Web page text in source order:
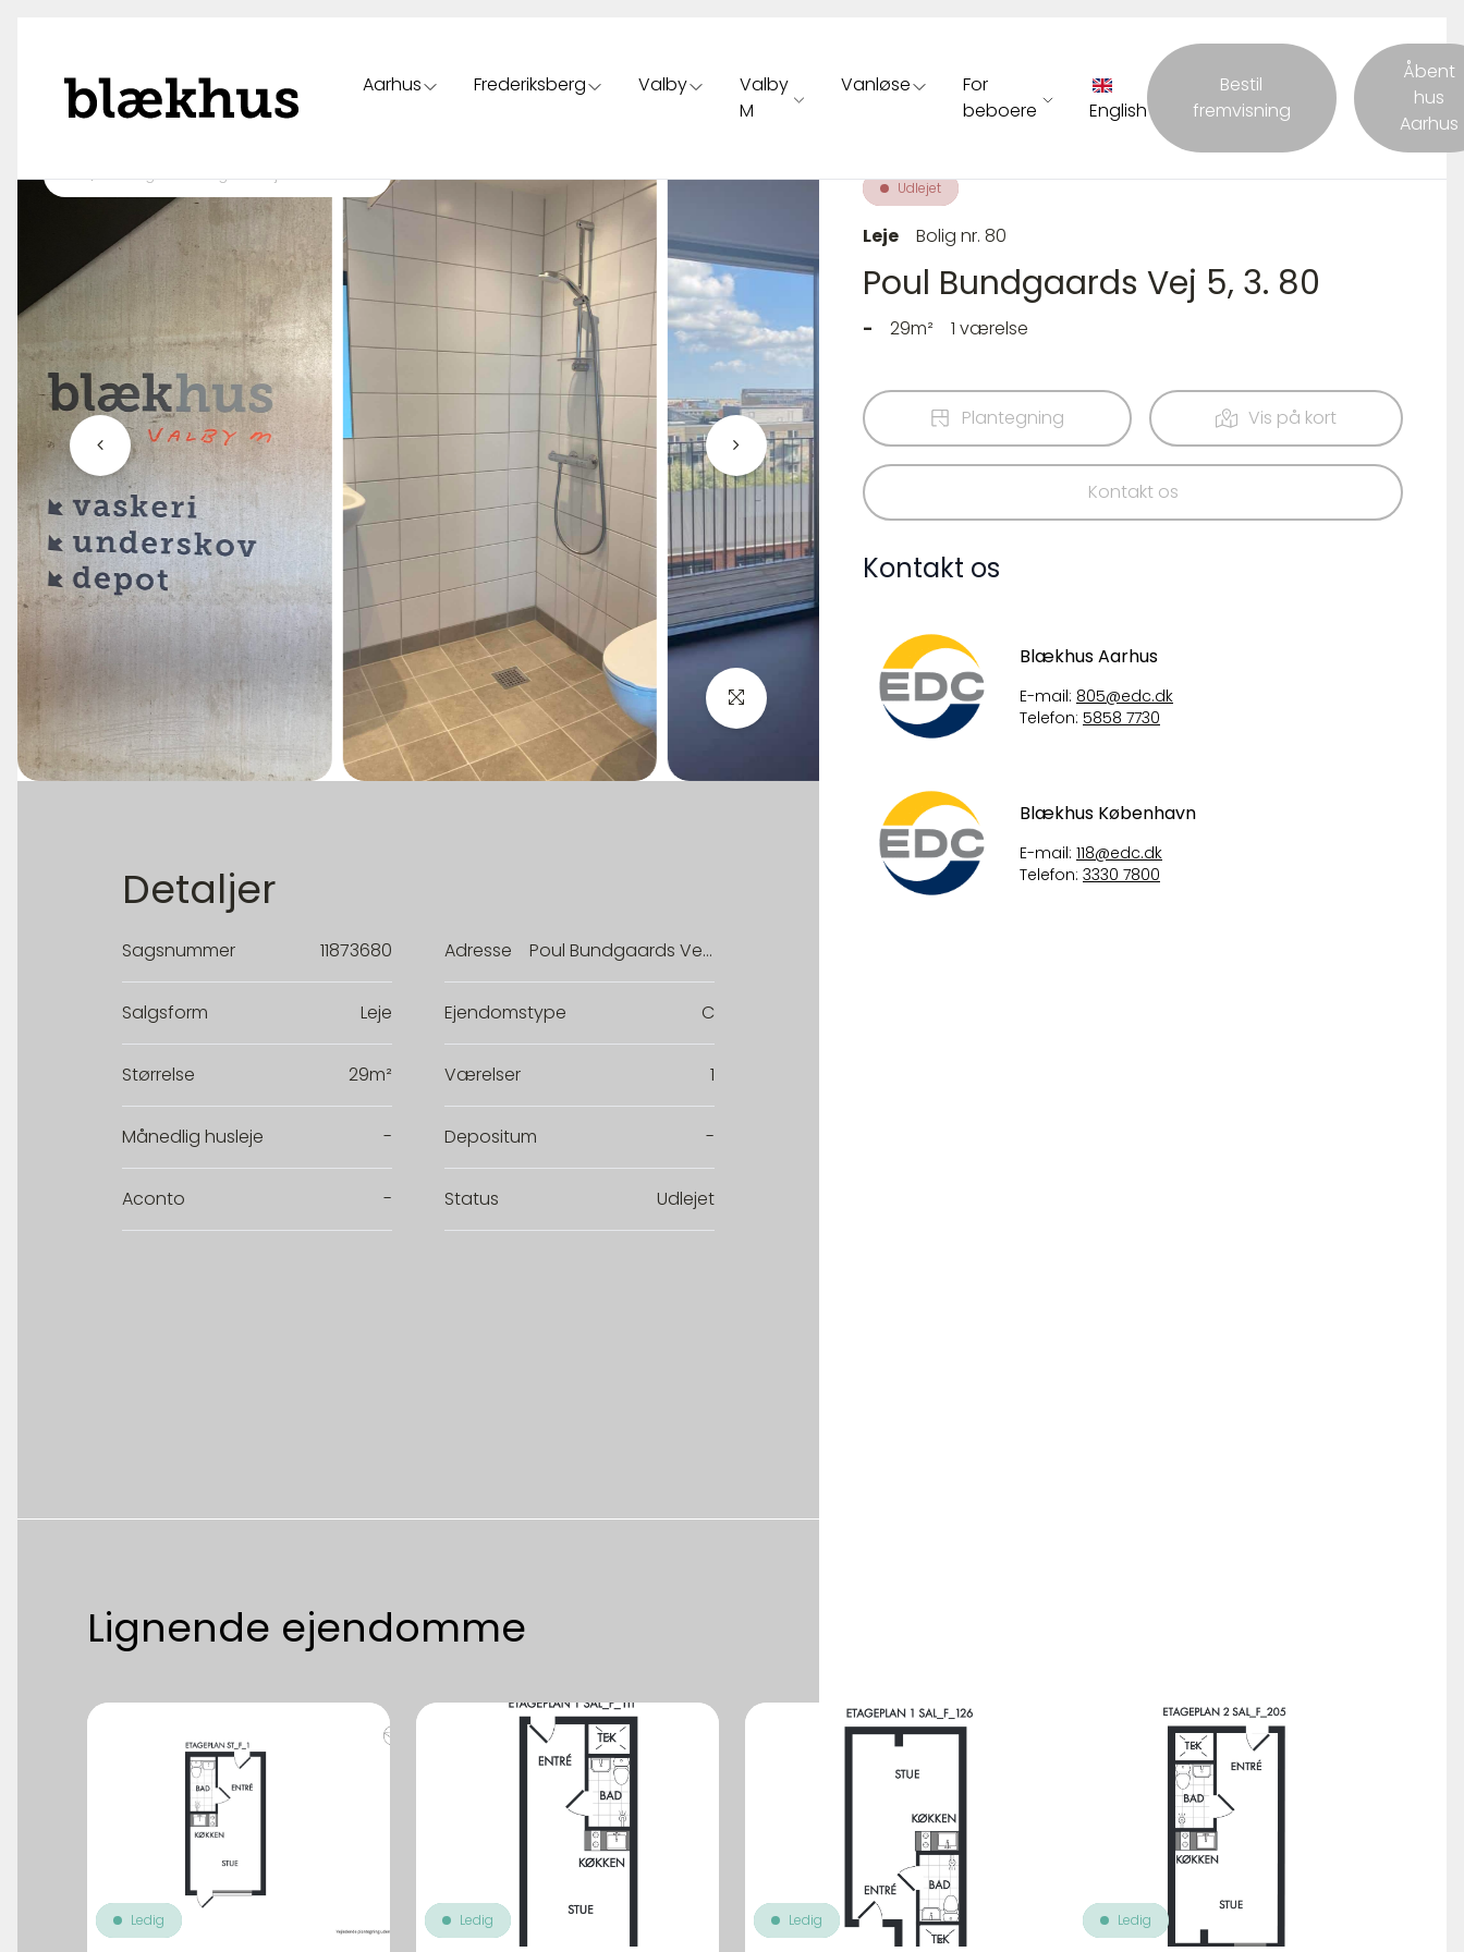
Aarhus Frederiksberg Valby
Valby
M
Vanløse
For
beboere
English
Bestil
fremvisning
Åbent
hus
Aarhus
Tilbage til oversigt over ejendomme
Udlejet
Leje Bolig nr. 80
Poul Bundgaards Vej 5, 3. 80
- 29m² 1 værelse
Plantegning Vis på kort
Kontakt os
Kontakt os
Blækhus Aarhus
E-mail: 805@edc.dk
Telefon: 5858 7730
Blækhus København
E-mail: 118@edc.dk
Telefon: 3330 7800
Detaljer
Sagsnummer 11873680 Adresse Poul Bundgaards Vej 5, 3. 80
Salgsform Leje Ejendomstype C
Størrelse 29m² Værelser 1
Månedlig husleje - Depositum -
Aconto - Status Udlejet
Lignende ejendomme
Ledig Ledig Ledig Ledig